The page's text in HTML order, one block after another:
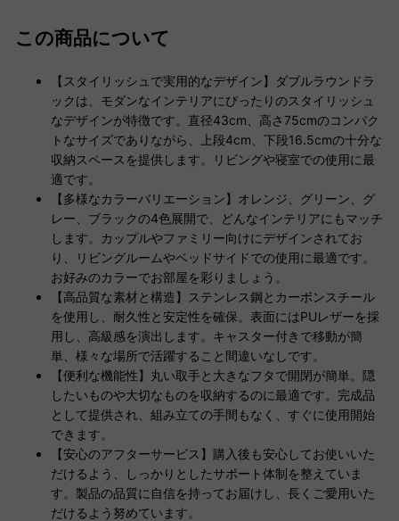
この商品について
【スタイリッシュで実用的なデザイン】ダブルラウンドラ
ックは、モダンなインテリアにぴったりのスタイリッシュ
なデザインが特徴です。直径43cm、高さ75cmのコンパク
トなサイズでありながら、上段4cm、下段16.5cmの十分な
収納スペースを提供します。リビングや寝室での使用に最
適です。
【多様なカラーバリエーション】オレンジ、グリーン、グ
レー、ブラックの4色展開で、どんなインテリアにもマッチ
します。カップルやファミリー向けにデザインされてお
り、リビングルームやベッドサイドでの使用に最適です。
お好みのカラーでお部屋を彩りましょう。
【高品質な素材と構造】ステンレス鋼とカーボンスチール
を使用し、耐久性と安定性を確保。表面にはPUレザーを採
用し、高級感を演出します。キャスター付きで移動が簡
単、様々な場所で活躍すること間違いなしです。
【便利な機能性】丸い取手と大きなフタで開閉が簡単。隠
したいものや大切なものを収納するのに最適です。完成品
として提供され、組み立ての手間もなく、すぐに使用開始
できます。
【安心のアフターサービス】購入後も安心してお使いいた
だけるよう、しっかりとしたサポート体制を整えていま
す。製品の品質に自信を持ってお届けし、長くご愛用いた
だけるよう努めています。